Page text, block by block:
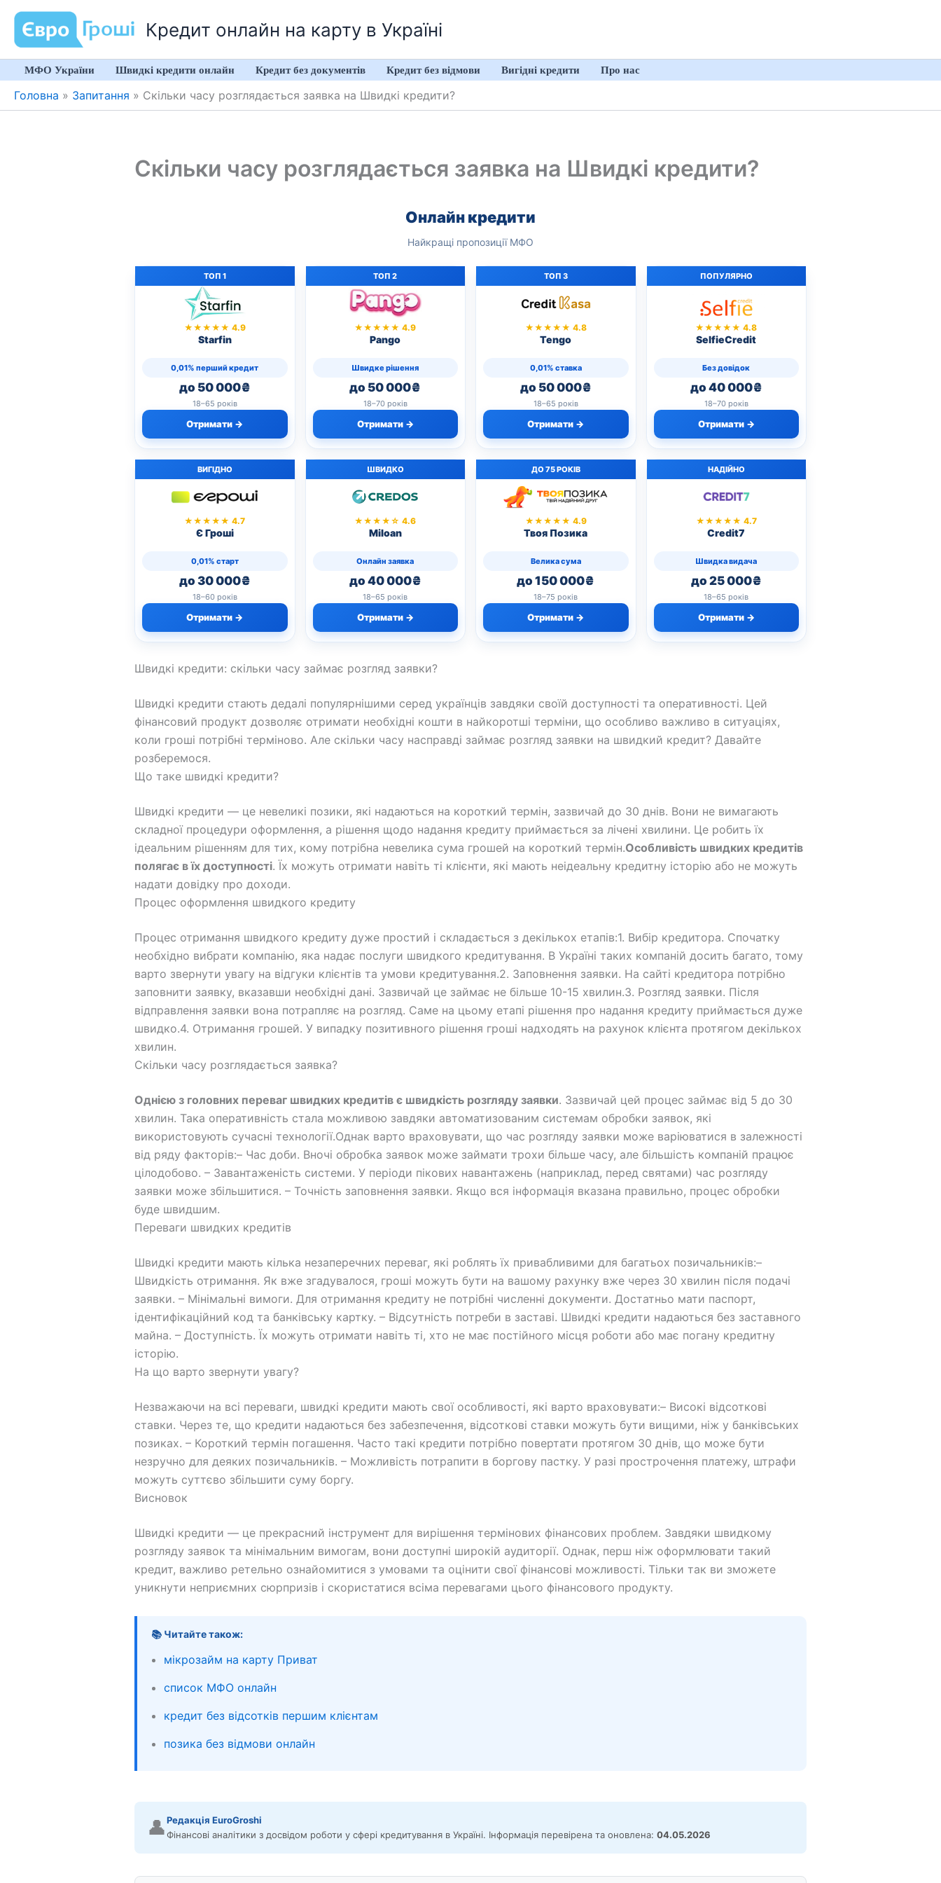
Перейти
вмісту
Кредит онлайн на карту в Україні
МФО України Швидкі кредити онлайн Кредит без документів Кредит без відмови Вигідні кредити Про нас
Головна » Запитання » Скільки часу розглядається заявка на Швидкі кредити?
Скільки часу розглядається заявка на Швидкі кредити?
Онлайн кредити
Найкращі пропозиції МФО
ТОП 1
★★★★★ 4.9
Starfin
0,01% перший кредит
до 50 000₴
18–65 років
Отримати →
ТОП 2
★★★★★ 4.9
Pango
Швидке рішення
до 50 000₴
18–70 років
Отримати →
ТОП 3
★★★★★ 4.8
Tengo
0,01% ставка
до 50 000₴
18–65 років
Отримати →
ПОПУЛЯРНО
★★★★★ 4.8
SelfieCredit
Без довідок
до 40 000₴
18–70 років
Отримати →
ВИГІДНО
★★★★★ 4.7
Є Гроші
0,01% старт
до 30 000₴
18–60 років
Отримати →
ШВИДКО
★★★★☆ 4.6
Miloan
Онлайн заявка
до 40 000₴
18–65 років
Отримати →
ДО 75 РОКІВ
★★★★★ 4.9
Твоя Позика
Велика сума
до 150 000₴
18–75 років
Отримати →
НАДІЙНО
★★★★★ 4.7
Credit7
Швидка видача
до 25 000₴
18–65 років
Отримати →
Швидкі кредити: скільки часу займає розгляд заявки?
Швидкі кредити стають дедалі популярнішими серед українців завдяки своїй доступності та оперативності. Цей
фінансовий продукт дозволяє отримати необхідні кошти в найкоротші терміни, що особливо важливо в ситуаціях,
коли гроші потрібні терміново. Але скільки часу насправді займає розгляд заявки на швидкий кредит? Давайте
розберемося.
Що таке швидкі кредити?
Швидкі кредити — це невеликі позики, які надаються на короткий термін, зазвичай до 30 днів. Вони не вимагають
складної процедури оформлення, а рішення щодо надання кредиту приймається за лічені хвилини. Це робить їх
ідеальним рішенням для тих, кому потрібна невелика сума грошей на короткий термін.Особливість швидких кредитів
полягає в їх доступності. Їх можуть отримати навіть ті клієнти, які мають неідеальну кредитну історію або не можуть
надати довідку про доходи.
Процес оформлення швидкого кредиту
Процес отримання швидкого кредиту дуже простий і складається з декількох етапів:1. Вибір кредитора. Спочатку
необхідно вибрати компанію, яка надає послуги швидкого кредитування. В Україні таких компаній досить багато, тому
варто звернути увагу на відгуки клієнтів та умови кредитування.2. Заповнення заявки. На сайті кредитора потрібно
заповнити заявку, вказавши необхідні дані. Зазвичай це займає не більше 10-15 хвилин.3. Розгляд заявки. Після
відправлення заявки вона потрапляє на розгляд. Саме на цьому етапі рішення про надання кредиту приймається дуже
швидко.4. Отримання грошей. У випадку позитивного рішення гроші надходять на рахунок клієнта протягом декількох
хвилин.
Скільки часу розглядається заявка?
Однією з головних переваг швидких кредитів є швидкість розгляду заявки. Зазвичай цей процес займає від 5 до 30
хвилин. Така оперативність стала можливою завдяки автоматизованим системам обробки заявок, які
використовують сучасні технології.Однак варто враховувати, що час розгляду заявки може варіюватися в залежності
від ряду факторів:– Час доби. Вночі обробка заявок може займати трохи більше часу, але більшість компаній працює
цілодобово. – Завантаженість системи. У періоди пікових навантажень (наприклад, перед святами) час розгляду
заявки може збільшитися. – Точність заповнення заявки. Якщо вся інформація вказана правильно, процес обробки
буде швидшим.
Переваги швидких кредитів
Швидкі кредити мають кілька незаперечних переваг, які роблять їх привабливими для багатьох позичальників:–
Швидкість отримання. Як вже згадувалося, гроші можуть бути на вашому рахунку вже через 30 хвилин після подачі
заявки. – Мінімальні вимоги. Для отримання кредиту не потрібні численні документи. Достатньо мати паспорт,
ідентифікаційний код та банківську картку. – Відсутність потреби в заставі. Швидкі кредити надаються без заставного
майна. – Доступність. Їх можуть отримати навіть ті, хто не має постійного місця роботи або має погану кредитну
історію.
На що варто звернути увагу?
Незважаючи на всі переваги, швидкі кредити мають свої особливості, які варто враховувати:– Високі відсоткові
ставки. Через те, що кредити надаються без забезпечення, відсоткові ставки можуть бути вищими, ніж у банківських
позиках. – Короткий термін погашення. Часто такі кредити потрібно повертати протягом 30 днів, що може бути
незручно для деяких позичальників. – Можливість потрапити в боргову пастку. У разі прострочення платежу, штрафи
можуть суттєво збільшити суму боргу.
Висновок
Швидкі кредити — це прекрасний інструмент для вирішення термінових фінансових проблем. Завдяки швидкому
розгляду заявок та мінімальним вимогам, вони доступні широкій аудиторії. Однак, перш ніж оформлювати такий
кредит, важливо ретельно ознайомитися з умовами та оцінити свої фінансові можливості. Тільки так ви зможете
уникнути неприємних сюрпризів і скористатися всіма перевагами цього фінансового продукту.
📚 Читайте також:
мікрозайм на карту Приват
список МФО онлайн
кредит без відсотків першим клієнтам
позика без відмови онлайн
👤Редакція EuroGroshi
Фінансові аналітики з досвідом роботи у сфері кредитування в Україні. Інформація перевірена та оновлена: 04.05.2026